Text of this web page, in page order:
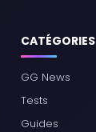
CATÉGORIES
GG News
Tests
Guides